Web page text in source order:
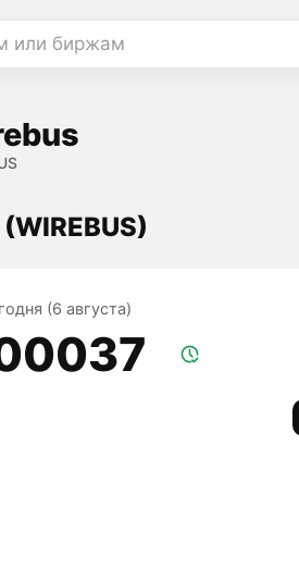
или биржам
(6 августа)